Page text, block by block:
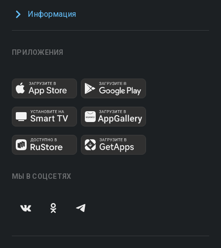
Информация
ПРИЛОЖЕНИЯ
МЫ В СОЦСЕТЯХ